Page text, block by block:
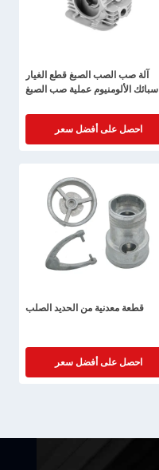
آلة صب الصب الصبغ قطع الغيار
سبائك الألومنيوم عملية صب الصبغ
احصل على أفضل سعر
قطعة معدنية من الحديد الصلب
احصل على أفضل سعر